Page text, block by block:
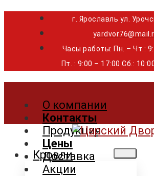
г. Ярославль ул.
Часы работы: Пн. – Чт.:
Пт. : 9:00 – 17:00 Сб.:
О компании
Контакты
Продукция
Цены
Доставка
Акции
Кровли